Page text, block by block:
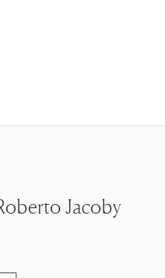
Jacoby